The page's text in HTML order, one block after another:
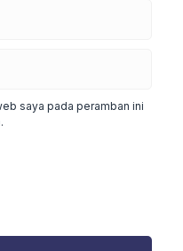
saya pada peramban ini